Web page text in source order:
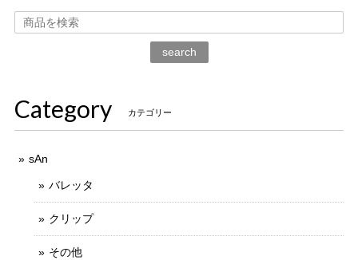
search
Category カテゴリー
sAn
バレッタ
クリップ
その他